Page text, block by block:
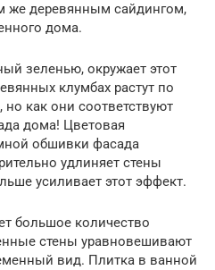
же деревянным сайдингом,
дома.
зеленью, окружает этот
клумбах растут по
как они соответствуют
дома! Цветовая
обшивки фасада
удлиняет стены
усиливает этот эффект.
большое количество
стены уравновешивают
вид. Плитка в ванной